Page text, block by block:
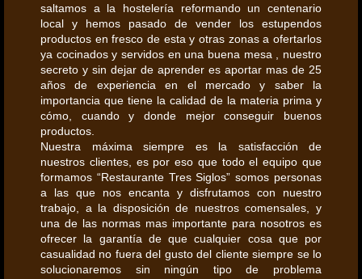
saltamos a la hostelería reformando un centenario
local y hemos pasado de vender los estupendos
productos en fresco de esta y otras zonas a ofertarlos
ya cocinados y servidos en una buena mesa , nuestro
secreto y sin dejar de aprender es aportar mas de 25
años de experiencia en el mercado y saber la
importancia que tiene la calidad de la materia prima y
cómo, cuando y donde mejor conseguir buenos
productos.
Nuestra máxima siempre es la satisfacción de
nuestros clientes, es por eso que todo el equipo que
formamos “Restaurante Tres Siglos” somos personas
a las que nos encanta y disfrutamos con nuestro
trabajo, a la disposición de nuestros comensales, y
una de las normas mas importante para nosotros es
ofrecer la garantía de que cualquier cosa que por
casualidad no fuera del gusto del cliente siempre se lo
solucionaremos sin ningún tipo de problema